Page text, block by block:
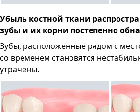
Убыль костной ткани
зубы и их корни постепенно
Зубы, расположенные рядом с
со временем становятся
утрачены.